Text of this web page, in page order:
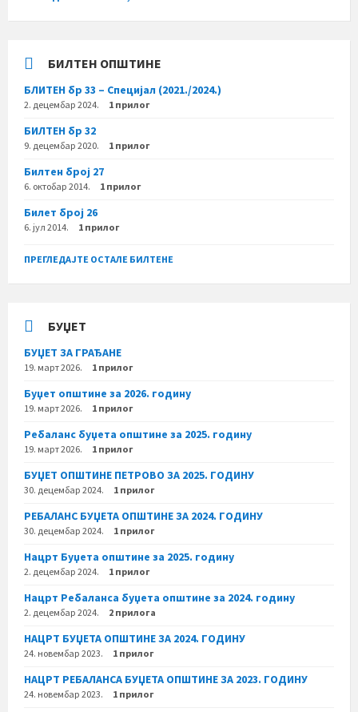
БИЛТЕН ОПШТИНЕ
БЛИТЕН бр 33 – Специјал (2021./2024.)
2. децембар 2024. 1 прилог
БИЛТЕН бр 32
9. децембар 2020. 1 прилог
Билтен број 27
6. октобар 2014. 1 прилог
Билет број 26
6. јул 2014. 1 прилог
ПРЕГЛЕДАЈТЕ ОСТАЛЕ БИЛТЕНЕ
БУЏЕТ
БУЏЕТ ЗА ГРАЂАНЕ
19. март 2026. 1 прилог
Буџет општине за 2026. годину
19. март 2026. 1 прилог
Ребаланс буџета општине за 2025. годину
19. март 2026. 1 прилог
БУЏЕТ ОПШТИНЕ ПЕТРОВО ЗА 2025. ГОДИНУ
30. децембар 2024. 1 прилог
РЕБАЛАНС БУЏЕТА ОПШТИНЕ ЗА 2024. ГОДИНУ
30. децембар 2024. 1 прилог
Нацрт Буџета општине за 2025. годину
2. децембар 2024. 1 прилог
Нацрт Ребаланса буџета општине за 2024. годину
2. децембар 2024. 2 прилога
НАЦРТ БУЏЕТА ОПШТИНЕ ЗА 2024. ГОДИНУ
24. новембар 2023. 1 прилог
НАЦРТ РЕБАЛАНСА БУЏЕТА ОПШТИНЕ ЗА 2023. ГОДИНУ
24. новембар 2023. 1 прилог